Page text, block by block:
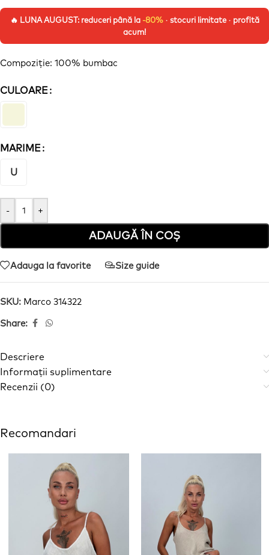
🔥 LUNA AUGUST: reduceri până la -80%· stocuri limitate · profită
acum!
Compoziție: 100% bumbac
CULOARE
MARIME
U
- +
ADAUGĂ ÎN COȘ
Adauga la favorite Size guide
SKU: Marco 314322
Share:
Descriere
Informații suplimentare
Recenzii (0)
Recomandari